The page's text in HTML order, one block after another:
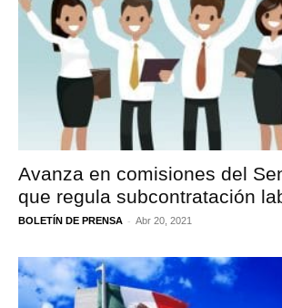
Avanza en comisiones del
que regula subcontratación
BOLETÍN DE PRENSA - Abr 20, 2021